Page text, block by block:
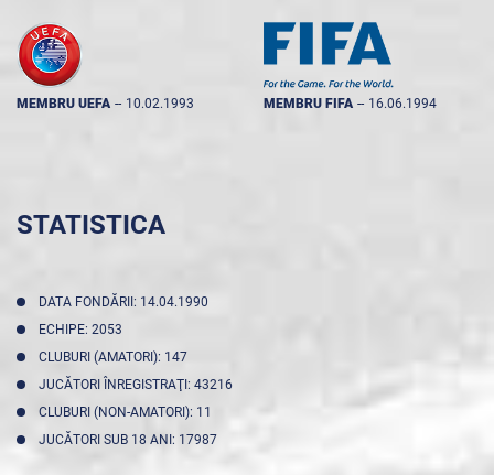
MEMBRU UEFA -- 10.02.1993 MEMBRU FIFA -- 16.06.1994
STATISTICA
DATA FONDĂRII: 14.04.1990
ECHIPE: 2053
CLUBURI (AMATORI): 147
JUCĂTORI ÎNREGISTRAŢI: 43216
CLUBURI (NON-AMATORI): 11
JUCĂTORI SUB 18 ANI: 17987